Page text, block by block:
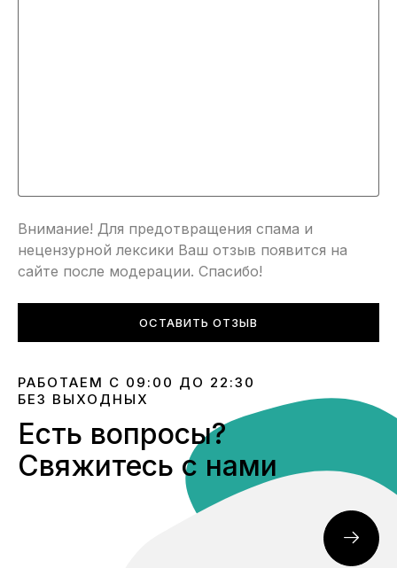
Внимание! Для предотвращения спама и
нецензурной лексики Ваш отзыв появится на
сайте после модерации. Спасибо!
ОСТАВИТЬ ОТЗЫВ
РАБОТАЕМ С 09:00 ДО 22:30
БЕЗ ВЫХОДНЫХ
Есть вопросы?
Свяжитесь с нами